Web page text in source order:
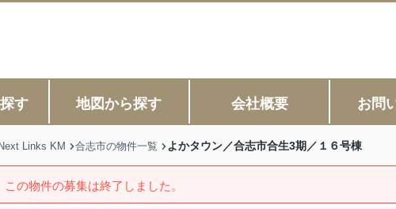
す 地図から探す 会社概要 お問
Links KM 合志市の物件一覧 よかタウン／合志市合生3期／１６号棟
この物件の募集は終了しました。